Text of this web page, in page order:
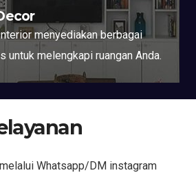
menyediakan berbagai
untuk melengkapi ruangan Anda.
Whatsapp/DM instagram